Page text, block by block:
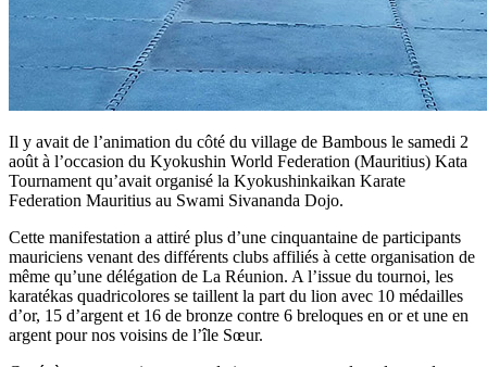
Il y avait de l’animation du côté du village de Bambous le samedi 2
août à l’occasion du Kyokushin World Federation (Mauritius) Kata
Tournament qu’avait organisé la Kyokushinkaikan Karate
Federation Mauritius au Swami Sivananda Dojo.
Cette manifestation a attiré plus d’une cinquantaine de participants
mauriciens venant des différents clubs affiliés à cette organisation de
même qu’une délégation de La Réunion. A l’issue du tournoi, les
karatékas quadricolores se taillent la part du lion avec 10 médailles
d’or, 15 d’argent et 16 de bronze contre 6 breloques en or et une en
argent pour nos voisins de l’île Sœur.